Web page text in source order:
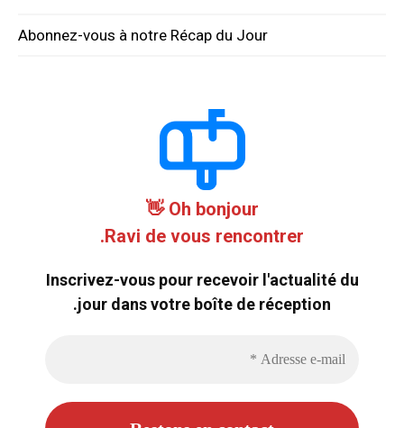
Abonnez-vous à notre Récap du Jour
Oh bonjour 👋
Ravi de vous rencontrer.
Inscrivez-vous pour recevoir l'actualité du
jour dans votre boîte de réception.